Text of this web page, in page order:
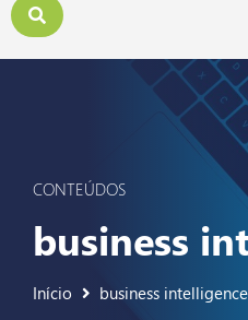
CONTEÚDOS
business
Início business intelligence